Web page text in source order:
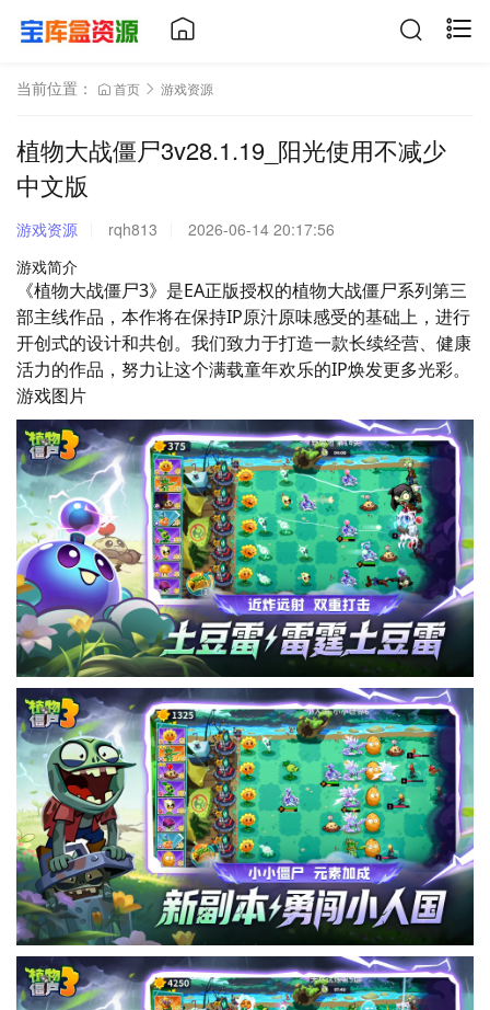
当前位置： 首页 游戏资源
植物大战僵尸3v28.1.19_阳光使用不减少
中文版
游戏资源 rqh813 2026-06-14 20:17:56
游戏简介
《植物大战僵尸3》是EA正版授权的植物大战僵尸系列第三
部主线作品，本作将在保持IP原汁原味感受的基础上，进行
开创式的设计和共创。我们致力于打造一款长续经营、健康
活力的作品，努力让这个满载童年欢乐的IP焕发更多光彩。
游戏图片